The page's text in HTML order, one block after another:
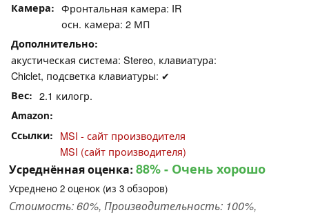
Камера
Фронтальная камера: IR
осн. камера: 2 МП
Дополнительно
акустическая система: Stereo, клавиатура:
Chiclet, подсветка клавиатуры: ✔
Вес 2.1 килогр.
Amazon
Ссылки
MSI - сайт производителя
MSI (сайт производителя)
Усреднённая оценка: 88%- Очень хорошо
Усреднено 2 оценок (из 3 обзоров)
Стоимость: 60%, Производительность: 100%,